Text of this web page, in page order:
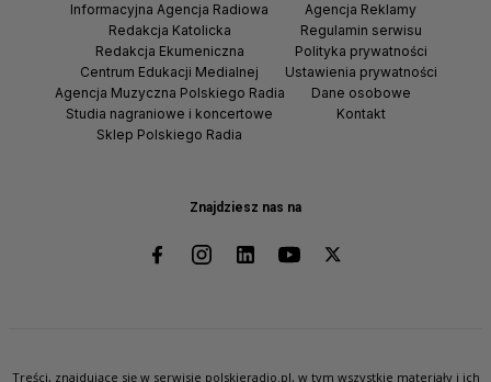
Znajdziesz nas na
Informacyjna Agencja Radiowa
Redakcja Katolicka
Redakcja Ekumeniczna
Centrum Edukacji Medialnej
Agencja Muzyczna Polskiego Radia
Studia nagraniowe i koncertowe
Sklep Polskiego Radia
Agencja Reklamy
Regulamin serwisu
Polityka prywatności
Ustawienia prywatności
Dane osobowe
Kontakt
Treści, znajdujące się w serwisie polskieradio.pl, w tym wszystkie materiały i ich